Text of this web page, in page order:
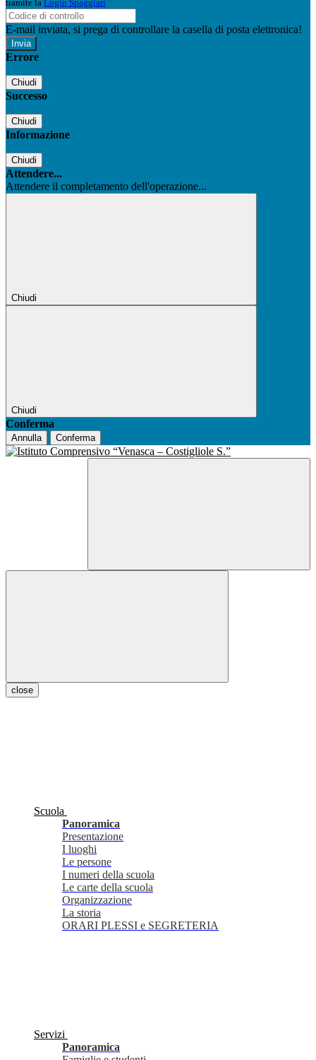
tramite la Login Spaggiari
E-mail inviata, si prega di controllare la casella di posta elettronica!
Errore
Chiudi
Successo
Chiudi
Informazione
Chiudi
Attendere...
Attendere il completamento dell'operazione...
Chiudi
Chiudi
Conferma
Annulla Conferma
close
Scuola
Panoramica
Presentazione
I luoghi
Le persone
I numeri della scuola
Le carte della scuola
Organizzazione
La storia
ORARI PLESSI e SEGRETERIA
Servizi
Panoramica